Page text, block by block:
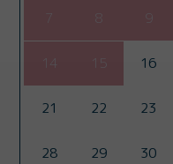
7 9
14 16
21 22 23
28 29 30